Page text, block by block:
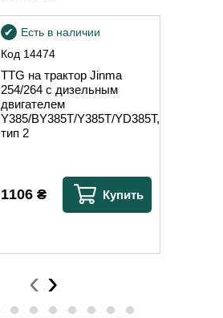
Код 14474
Есть в наличии
TTG на трактор Jinma
254/264 с дизельным
двигателем
Y385/BY385T/Y385T/YD385T,
тип 2
1106 ₴ Купить
‹ ›